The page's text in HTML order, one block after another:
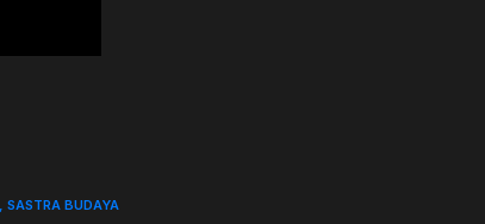
SASTRA BUDAYA